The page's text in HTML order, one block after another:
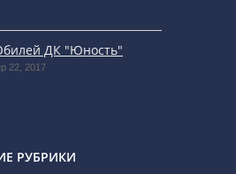
ДК "Юность"
22, 2017
РУБРИКИ